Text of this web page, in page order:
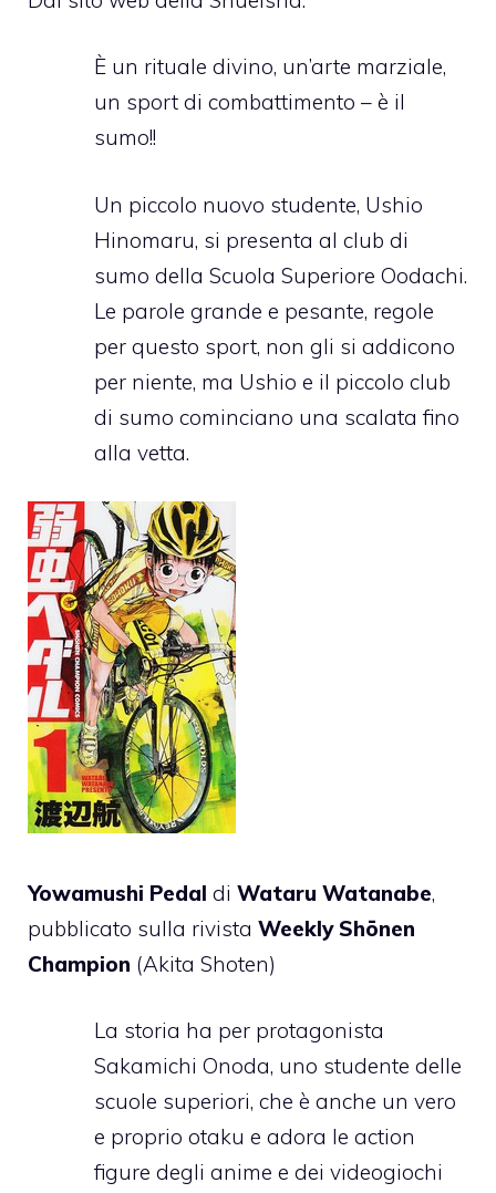
È un rituale divino, un’arte marziale,
un sport di combattimento – è il
sumo!!
Un piccolo nuovo studente, Ushio
Hinomaru, si presenta al club di
sumo della Scuola Superiore Oodachi.
Le parole grande e pesante, regole
per questo sport, non gli si addicono
per niente, ma Ushio e il piccolo club
di sumo cominciano una scalata fino
alla vetta.
Yowamushi Pedal di Wataru Watanabe,
pubblicato sulla rivista Weekly Shōnen
Champion (Akita Shoten)
La storia ha per protagonista
Sakamichi Onoda, uno studente delle
scuole superiori, che è anche un vero
e proprio otaku e adora le action
figure degli anime e dei videogiochi